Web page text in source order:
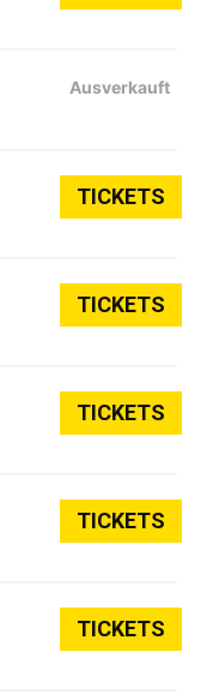
Ausverkauft
TICKETS
TICKETS
TICKETS
TICKETS
TICKETS